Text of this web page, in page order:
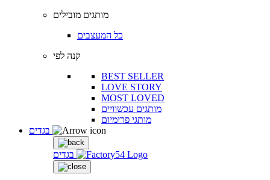
מותגים מובילים
כל המעצבים
קנה לפי
BEST SELLER
LOVE STORY
MOST LOVED
מותגים עכשוויים
מותגי פרימיום
בגדים